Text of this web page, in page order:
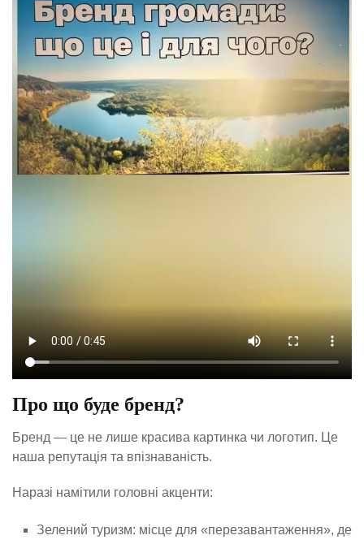
Про що буде бренд?
Бренд — це не лише красива картинка чи логотип. Це
наша репутація та впізнаваність.
Наразі намітили головні акценти:
Зелений туризм: місце для «перезавантаження», де